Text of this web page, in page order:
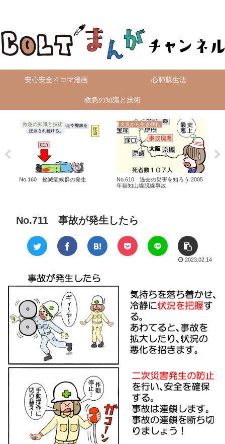
安心安全４コマ漫画 心肺蘇生法
救急の知識と技術
救急の知識と技術
No.160 挫滅症候群の発生
火災から生き残れ
No.610 過去の災害を知ろう 2005
年福知山線脱線事故
No.711 事故が発生したら
2023.02.14